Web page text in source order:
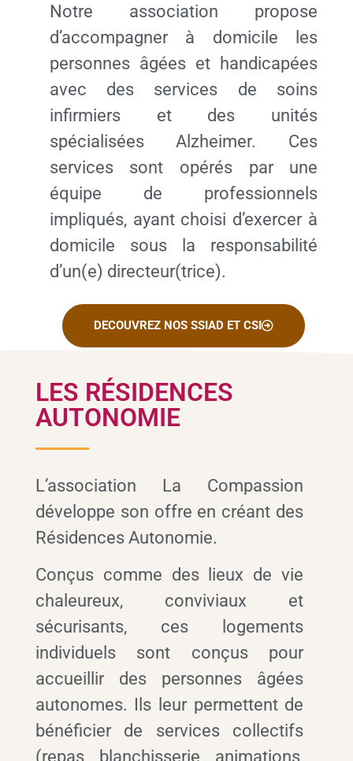
Notre association propose
d’accompagner à domicile les
personnes âgées et handicapées
avec des services de soins
infirmiers et des unités
spécialisées Alzheimer. Ces
services sont opérés par une
équipe de professionnels
impliqués, ayant choisi d’exercer à
domicile sous la responsabilité
d’un(e) directeur(trice).
DECOUVREZ NOS SSIAD ET CSI
LES RÉSIDENCES
AUTONOMIE
L’association La Compassion
développe son offre en créant des
Résidences Autonomie.
Conçus comme des lieux de vie
chaleureux, conviviaux et
sécurisants, ces logements
individuels sont conçus pour
accueillir des personnes âgées
autonomes. Ils leur permettent de
bénéficier de services collectifs
(repas, blanchisserie, animations,